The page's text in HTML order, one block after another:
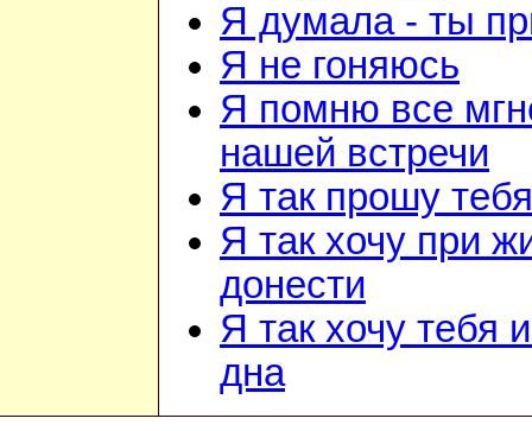
Я думала - ты
Я не гоняюсь
Я помню все
нашей встречи
Я так прошу тебя
Я так хочу при
донести
Я так хочу тебя
дна